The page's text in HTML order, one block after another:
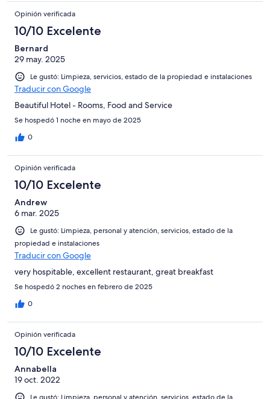
Opinión verificada
10/10 Excelente
Bernard
29 may. 2025
Le gustó: Limpieza, servicios, estado de la propiedad e instalaciones
Traducir con Google
Beautiful Hotel - Rooms, Food and Service
Se hospedó 1 noche en mayo de 2025
0
Opinión verificada
10/10 Excelente
Andrew
6 mar. 2025
Le gustó: Limpieza, personal y atención, servicios, estado de la
propiedad e instalaciones
Traducir con Google
very hospitable, excellent restaurant, great breakfast
Se hospedó 2 noches en febrero de 2025
0
Opinión verificada
10/10 Excelente
Annabella
19 oct. 2022